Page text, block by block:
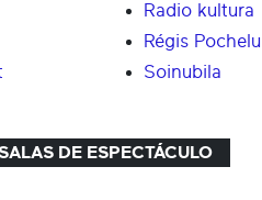
Radio kultura
Régis Pochelu
Soinubila
DE ESPECTÁCULO